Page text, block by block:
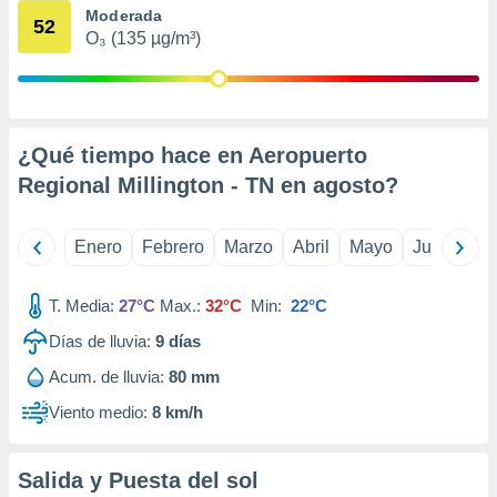
su
u
datos
en
de
un
o acceder
52 Moderada
O₃ (135 µg/m³)
¿Qué tiempo hace en Aeropuerto
Regional Millington - TN en agosto?
Enero Febrero Marzo Abril Mayo Junio
T. Media: 27°C Max.: 32°C Min: 22°C
Días de lluvia: 9 días
Acum. de lluvia: 80 mm
Viento medio: 8 km/h
Salida y Puesta del sol